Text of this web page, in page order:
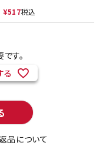
¥517税込
す。
る
品について